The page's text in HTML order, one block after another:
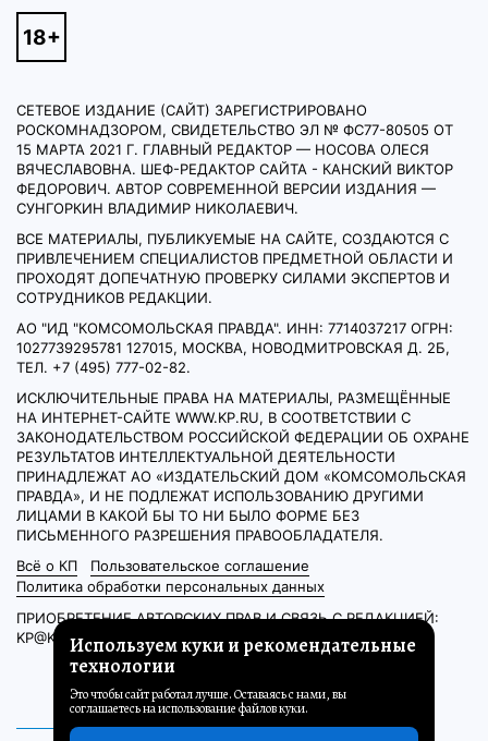
СЕТЕВОЕ ИЗДАНИЕ (САЙТ) ЗАРЕГИСТРИРОВАНО
РОСКОМНАДЗОРОМ, СВИДЕТЕЛЬСТВО ЭЛ № ФС77-80505 ОТ
15 МАРТА 2021 Г. ГЛАВНЫЙ РЕДАКТОР — НОСОВА ОЛЕСЯ
ВЯЧЕСЛАВОВНА. ШЕФ-РЕДАКТОР САЙТА - КАНСКИЙ ВИКТОР
ФЕДОРОВИЧ. АВТОР СОВРЕМЕННОЙ ВЕРСИИ ИЗДАНИЯ —
СУНГОРКИН ВЛАДИМИР НИКОЛАЕВИЧ.
ВСЕ МАТЕРИАЛЫ, ПУБЛИКУЕМЫЕ НА САЙТЕ, СОЗДАЮТСЯ С
ПРИВЛЕЧЕНИЕМ СПЕЦИАЛИСТОВ ПРЕДМЕТНОЙ ОБЛАСТИ И
ПРОХОДЯТ ДОПЕЧАТНУЮ ПРОВЕРКУ СИЛАМИ ЭКСПЕРТОВ И
СОТРУДНИКОВ РЕДАКЦИИ.
АО "ИД "КОМСОМОЛЬСКАЯ ПРАВДА". ИНН: 7714037217 ОГРН:
1027739295781 127015, МОСКВА, НОВОДМИТРОВСКАЯ Д. 2Б,
ТЕЛ. +7 (495) 777-02-82.
ИСКЛЮЧИТЕЛЬНЫЕ ПРАВА НА МАТЕРИАЛЫ, РАЗМЕЩЁННЫЕ
НА ИНТЕРНЕТ-САЙТЕ WWW.KP.RU, В СООТВЕТСТВИИ С
ЗАКОНОДАТЕЛЬСТВОМ РОССИЙСКОЙ ФЕДЕРАЦИИ ОБ ОХРАНЕ
РЕЗУЛЬТАТОВ ИНТЕЛЛЕКТУАЛЬНОЙ ДЕЯТЕЛЬНОСТИ
ПРИНАДЛЕЖАТ АО «ИЗДАТЕЛЬСКИЙ ДОМ «КОМСОМОЛЬСКАЯ
ПРАВДА», И НЕ ПОДЛЕЖАТ ИСПОЛЬЗОВАНИЮ ДРУГИМИ
ЛИЦАМИ В КАКОЙ БЫ ТО НИ БЫЛО ФОРМЕ БЕЗ
ПИСЬМЕННОГО РАЗРЕШЕНИЯ ПРАВООБЛАДАТЕЛЯ.
Всё о КП
Пользовательское соглашение
Политика обработки персональных данных
ПРИОБРЕТЕНИЕ АВТОРСКИХ ПРАВ И СВЯЗЬ С РЕДАКЦИЕЙ:
KP@KP.RUИспользуем куки и рекомендательные
технологии
Это чтобы сайт работал лучше. Оставаясь с нами, вы
соглашаетесь на использование файлов куки.